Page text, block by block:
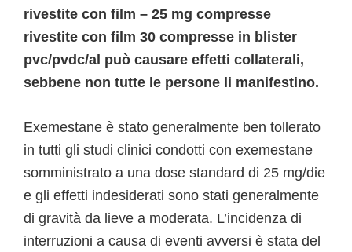
rivestite con film – 25 mg compresse
rivestite con film 30 compresse in blister
pvc/pvdc/al può causare effetti collaterali,
sebbene non tutte le persone li manifestino.
Exemestane è stato generalmente ben tollerato
in tutti gli studi clinici condotti con exemestane
somministrato a una dose standard di 25 mg/die
e gli effetti indesiderati sono stati generalmente
di gravità da lieve a moderata. L’incidenza di
interruzioni a causa di eventi avversi è stata del